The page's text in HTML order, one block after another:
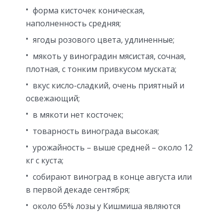
форма кисточек коническая,
наполненность средняя;
ягоды розового цвета, удлиненные;
мякоть у виноградин мясистая, сочная,
плотная, с тонким привкусом муската;
вкус кисло-сладкий, очень приятный и
освежающий;
в мякоти нет косточек;
товарность винограда высокая;
урожайность – выше средней – около 12
кг с куста;
собирают виноград в конце августа или
в первой декаде сентября;
около 65% лозы у Кишмиша являются